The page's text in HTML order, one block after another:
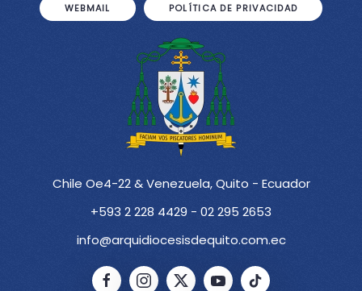
WEBMAIL POLÍTICA DE PRIVACIDAD
Chile Oe4-22 & Venezuela, Quito - Ecuador
+593 2 228 4429 - 02 295 2653
info@arquidiocesisdequito.com.ec